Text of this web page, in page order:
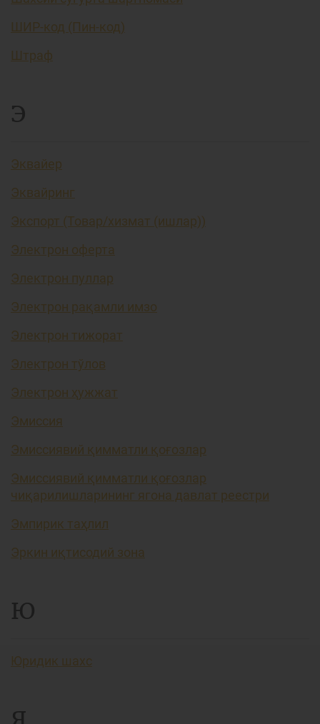
ШИР-код (Пин-код)
Штраф
Э
Эквайер
Эквайринг
Экспорт (Товар/хизмат (ишлар))
Электрон оферта
Электрон пуллар
Электрон рақамли имзо
Электрон тижорат
Электрон тўлов
Электрон ҳужжат
Эмиссия
Эмиссиявий қимматли қоғозлар
Эмиссиявий қимматли қоғозлар
чиқарилишларининг ягона давлат реестри
Эмпирик таҳлил
Эркин иқтисодий зона
Ю
Юридик шахс